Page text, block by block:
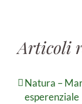
Articoli
Natura –
esperenziale